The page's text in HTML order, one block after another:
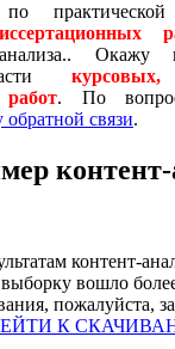
по
анализа.. Окажу
. По
связи.
контент-
контент-
вошло
пожалуйста,
К